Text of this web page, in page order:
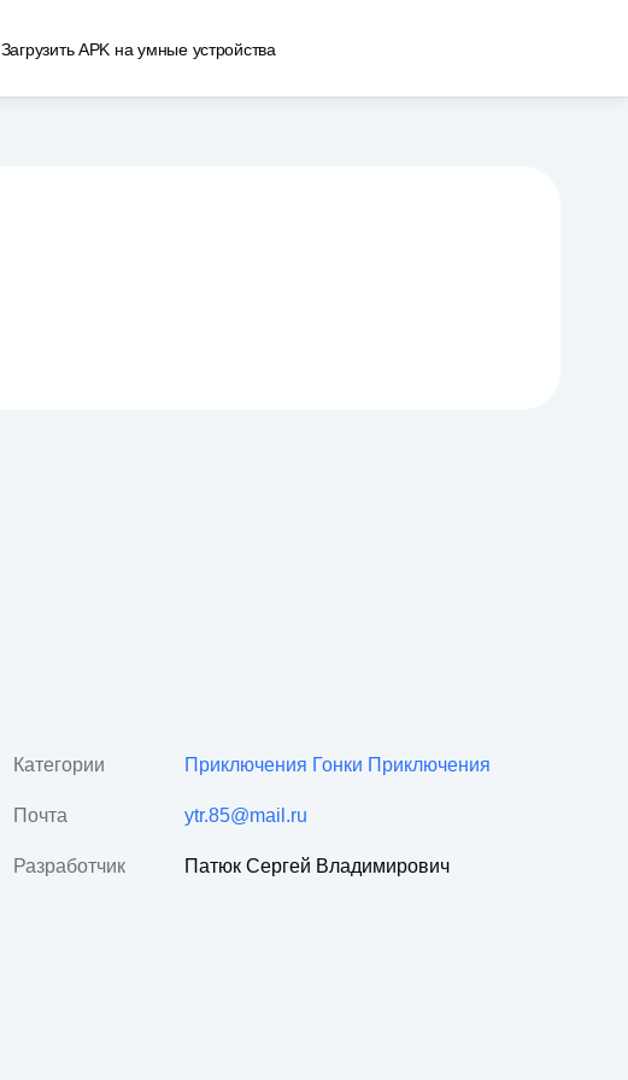
Загрузить APK на умные устройства
Категории Приключения Гонки Приключения
Почта ytr.85@mail.ru
Разработчик Патюк Сергей Владимирович